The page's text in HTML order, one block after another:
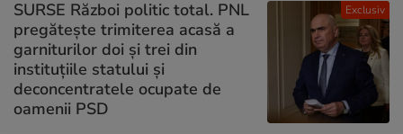
Exclusiv
SURSE Război politic total. PNL
pregătește trimiterea acasă a
garniturilor doi și trei din
instituțiile statului și
deconcentratele ocupate de
oamenii PSD